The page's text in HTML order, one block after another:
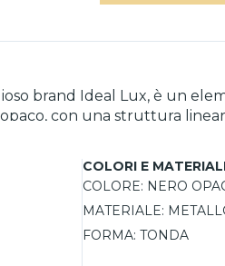
brand Ideal Lux, è un
con una struttura
conferisce un fascino
questa abatjour è ideale
di 15W, puoi
dell'illuminazione,
questa lampada si
COLORI E
COLORE: NERO
MATERIALE:
FORMA: TONDA